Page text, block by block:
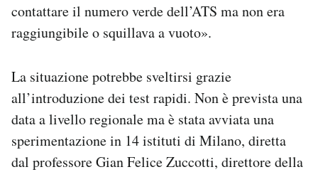
contattare il numero verde dell’ATS ma non era
raggiungibile o squillava a vuoto».
La situazione potrebbe sveltirsi grazie
all’introduzione dei test rapidi. Non è prevista una
data a livello regionale ma è stata avviata una
sperimentazione in 14 istituti di Milano, diretta
dal professore Gian Felice Zuccotti, direttore della